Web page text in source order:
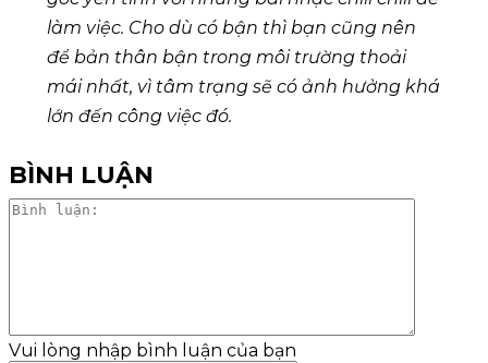
làm việc. Cho dù có bận thì bạn cũng nên
để bản thân bận trong môi trường thoải
mái nhất, vì tâm trạng sẽ có ảnh hưởng khá
lớn đến công việc đó.
BÌNH LUẬN
Vui lòng nhập bình luận của bạn